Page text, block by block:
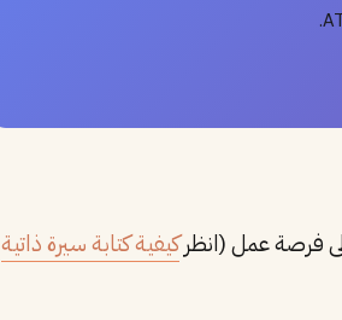
فرصة عمل (انظركيفية كتابة سيرة ذاتية